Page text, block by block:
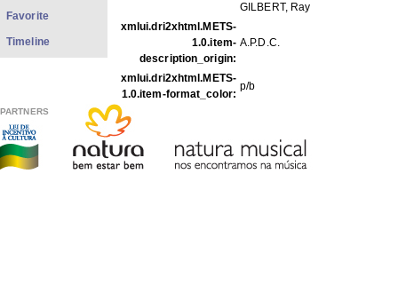
GILBERT, Ray
xmlui.dri2xhtml.METS-
1.0.item-
description_origin:
A.P.D.C.
xmlui.dri2xhtml.METS-
1.0.item-format_color:
p/b
FILES IN THIS ITEM
Files
Size
Format
Favorite
Timeline
PARTNERS